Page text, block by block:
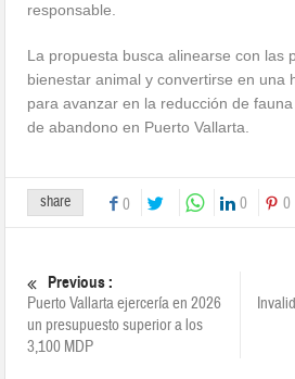
responsable.
La propuesta busca alinearse con las
bienestar animal y convertirse en una
para avanzar en la reducción de
de abandono en Puerto Vallarta.
share 0 0 0
Previous :
Puerto Vallarta ejercería en 2026
un presupuesto superior a los
3,100 MDP